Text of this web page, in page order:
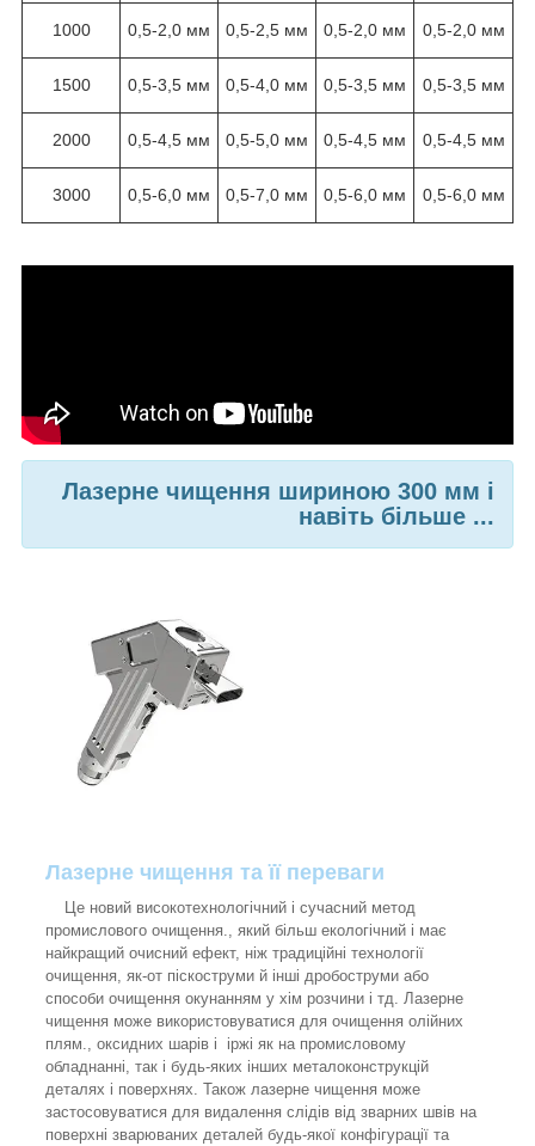
1000 0,5-2,0 мм 0,5-2,5 мм 0,5-2,0 мм 0,5-2,0 мм
1500 0,5-3,5 мм 0,5-4,0 мм 0,5-3,5 мм 0,5-3,5 мм
2000 0,5-4,5 мм 0,5-5,0 мм 0,5-4,5 мм 0,5-4,5 мм
3000 0,5-6,0 мм 0,5-7,0 мм 0,5-6,0 мм 0,5-6,0 мм
Лазерне чищення шириною 300 мм і
навіть більше ...
Лазерне чищення та її переваги
Це новий високотехнологічний і сучасний метод
промислового очищення., який більш екологічний і має
найкращий очисний ефект, ніж традиційні технології
очищення, як-от піскоструми й інші дробоструми або
способи очищення окунанням у хім розчини і тд. Лазерне
чищення може використовуватися для очищення олійних
плям., оксидних шарів і іржі як на промисловому
обладнанні, так і будь-яких інших металоконструкцій
деталях і поверхнях. Також лазерне чищення може
застосовуватися для видалення слідів від зварних швів на
поверхні зварюваних деталей будь-якої конфігурації та